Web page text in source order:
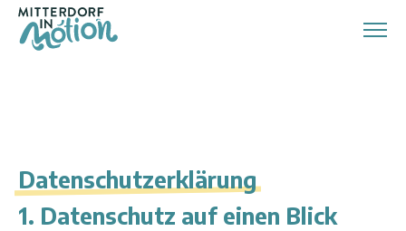
springenDatenschutzerklärung
1. Datenschutz auf einen Blick